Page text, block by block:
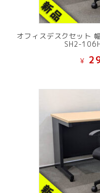
オフィスデスクセット
SH2-
¥